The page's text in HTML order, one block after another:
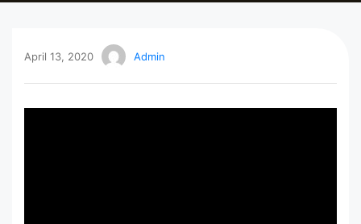
April 13, 2020 Admin